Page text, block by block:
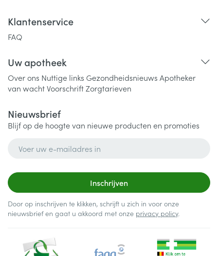
Klantenservice
FAQ
Uw apotheek
Over ons Nuttige links Gezondheidsnieuws Apotheker
van wachtVoorschriftZorgtarieven
Nieuwsbrief
Blijf op de hoogte van nieuwe producten en promoties
Inschrijven
Door op inschrijven te klikken, schrijft u zich in voor onze
nieuwsbrief en gaat u akkoord met onze privacy policy.